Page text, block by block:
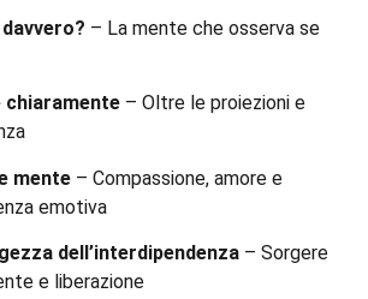
– La mente che osserva se
chiaramente – Oltre le proiezioni e
mente – Compassione, amore e
emotiva
dell’interdipendenza – Sorgere
e liberazione